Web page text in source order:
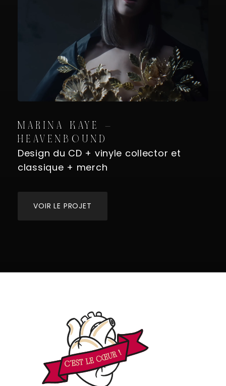
MARINA KAYE –
HEAVENBOUND
Design du CD + vinyle collector et
classique + merch
VOIR LE PROJET